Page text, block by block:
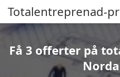
Totalentreprenad-
Få 3 offerter på